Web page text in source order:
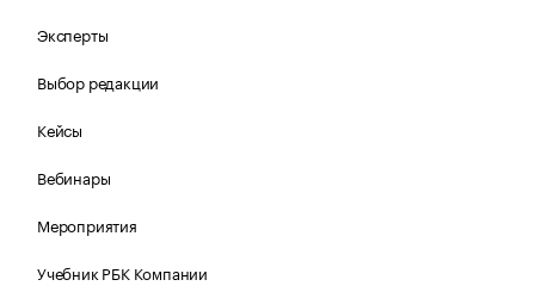
Эксперты
Выбор редакции
Кейсы
Вебинары
Мероприятия
Учебник РБК Компании